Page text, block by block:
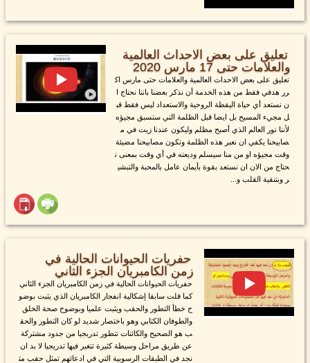
تعليق على بعض الاحداث العالمية
والعلامات حتى 17 مارس 2020
تعليق على بعض الاحداث العالمية والعلامات حتى مارس اك
رر هدفي فقط من هذه الخدمة أن نذكر بعضنا باننا نحتاج ا
ن نستعد أي حياة اليقظة الروحية والاستعداد ليس فقط قب
ل مجيء المسيح بل ايضا قبل الظلمة التي ستسبق مجيؤه
لأننا نور العالم الذي أصبح مظلم وليكون عندنا زيت في م
صابيحنا يكفي ان نعبر هذه الظلمة وتكون مصابيحنا مضيئة
وقت مجيؤه او من منا سيسلم وديعته في أي وقت بمعنى ن
حتاج من الان ان نستعد بقوة بأيمان عامل بالمحبة والتبشي
ر وبتنقية القلب و...
حفريات الحيوانات الحالية في
زمن الكامبريان الجزء الثاني
حفريات الحيوانات الحالية في زمن الكامبريان الجزء الثاني
كما قلت سابقا إشكالية انفجار الكامبريان الذي يثبت بوضو
ح خطأ التطور والحقب ويثبت علميا وبوضوح صحة الخلق
والطوفان الكتابي وهو باختصار شديد لو كان التطور والحق
ب هو الصحيح والكائنات تتطور تدريجيا من جدود مشتركة
عن طريق مراحل وسيطة كثيرة تتغير فيها تدريجيا لا بد ان
نجد في الطبقات الرسوبية التي في ادعائهم تمثل حقب مت